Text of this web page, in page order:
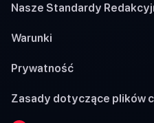
Nasze Standardy
Warunki
Prywatność
Zasady dotyczące plików